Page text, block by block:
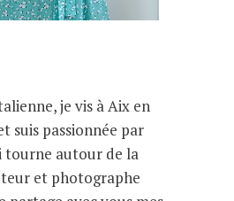
je vis à Aix en
suis passionnée par
tourne autour de la
et photographe